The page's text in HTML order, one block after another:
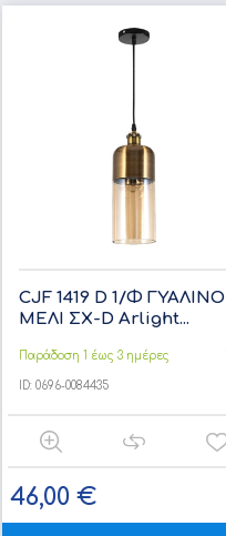
CJF 1419 D 1/Φ ΓΥΑΛΙΝΟ
ΜΕΛΙ ΣΧ-D Arlight...
Παράδοση 1 έως 3 ημέρες
ID: 0696-0084435
46,00 €